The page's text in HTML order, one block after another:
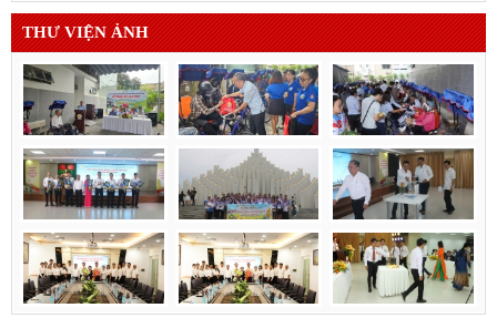
THƯ VIỆN ẢNH